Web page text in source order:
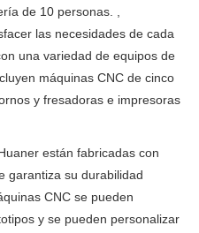
de 10 personas. ,
las necesidades de cada
una variedad de equipos de
máquinas CNC de cinco
y fresadoras e impresoras
están fabricadas con
garantiza su durabilidad
CNC se pueden
y se pueden personalizar